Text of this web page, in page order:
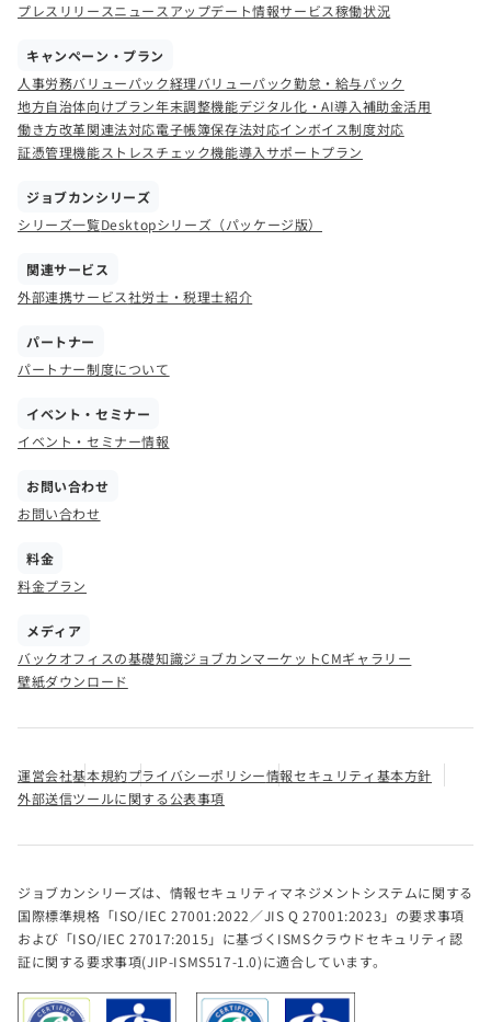
プレスリリースニュース アップデート情報サービス稼働状況
キャンペーン・プラン
人事労務バリューパック経理バリューパック勤怠・給与パック
地方自治体向けプラン年末調整機能デジタル化・AI導入補助金活用
働き方改革関連法対応電子帳簿保存法対応インボイス制度対応
証憑管理機能ストレスチェック機能導入サポートプラン
ジョブカンシリーズ
シリーズ一覧Desktopシリーズ（パッケージ版）
関連サービス
外部連携サービス社労士・税理士紹介
パートナー
パートナー制度について
イベント・セミナー
イベント・セミナー情報
お問い合わせ
お問い合わせ
料金
料金プラン
メディア
バックオフィスの基礎知識ジョブカンマーケットCMギャラリー
壁紙ダウンロード
運営会社基本規約プライバシーポリシー情報セキュリティ基本方針
外部送信ツールに関する公表事項
ジョブカンシリーズは、情報セキュリティマネジメントシステムに関する
国際標準規格「ISO/IEC 27001:2022／JIS Q 27001:2023」の要求事項
および「ISO/IEC 27017:2015」に基づくISMSクラウドセキュリティ認
証に関する要求事項(JIP-ISMS517-1.0)に適合しています。